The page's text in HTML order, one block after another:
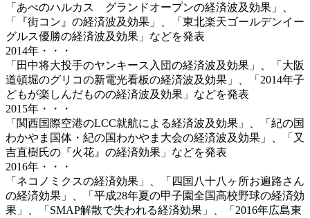
「あべのハルカス グランドオープンの経済波及効果」、
「『街コン』の経済波及効果」、「東北楽天ゴールデンイー
グルス優勝の経済波及効果」などを発表
2014年・・・
「田中将大投手のヤンキース入団の経済波及効果」、「大阪
道頓堀のグリコの新電光看板の経済波及効果」、「2014年子
どもが楽しんだものの経済波及効果」などを発表
2015年・・・
「関西国際空港のLCC就航による経済波及効果」、「紀の国
わかやま国体・紀の国わかやま大会の経済波及効果」、「又
吉直樹氏の『火花』の経済効果」などを発表
2016年・・・
「ネコノミクスの経済効果」、「四国八十八ヶ所お遍路さん
の経済効果」、「平成28年夏の甲子園全国高校野球の経済効
果」、「SMAP解散で失われる経済効果」、「2016年広島東